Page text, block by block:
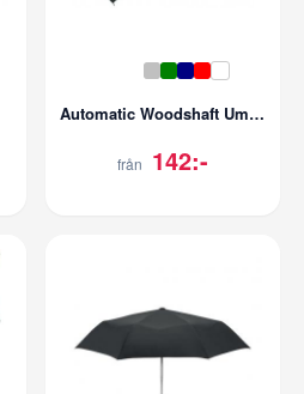
Automatic Woodshaft Umbrella
från 142:-